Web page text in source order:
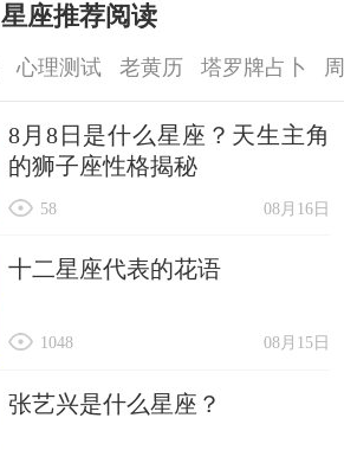
星座推荐阅读
心理测试 老黄历 塔罗牌占卜
8月8日是什么星座？天生主角
的狮子座性格揭秘
08月16日
58
十二星座代表的花语
08月15日
1048
张艺兴是什么星座？